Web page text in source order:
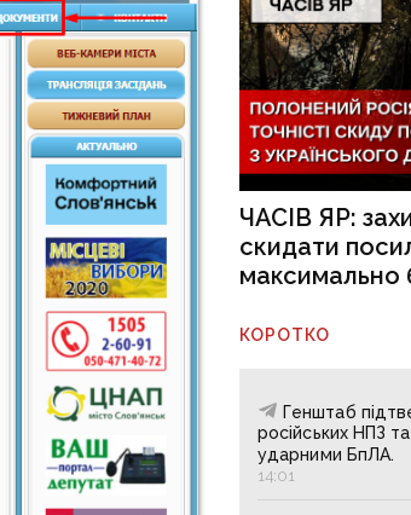
ЧАСІВ ЯР:
скидати
максимально
КОРОТКО
Генштаб
російських НПЗ
ударними БпЛА.
14:01